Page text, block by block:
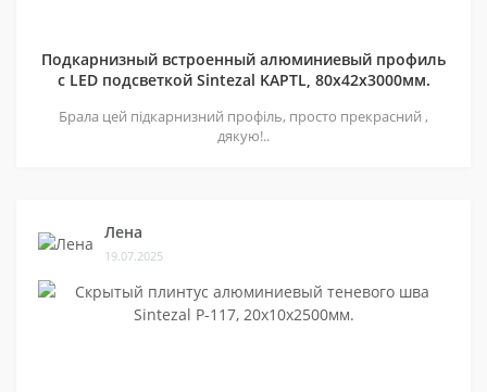
Подкарнизный встроенный алюминиевый профиль
с LED подсветкой Sintezal KAPTL, 80х42x3000мм.
Брала цей підкарнизний профіль, просто прекрасний ,
дякую!..
Лена
19.07.2025